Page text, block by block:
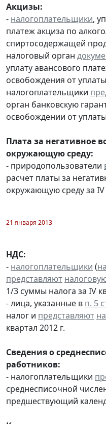
Акцизы:
- налогоплательщики,
платеж акциза по
спиртосодержащей
налоговый орган
уплату авансового
освобождения от
налогоплательщики
орган банковскую
освобождении от
Плата за негативное
окружающую среду:
- природопользователи
расчет платы за
окружающую среду за IV
21 января 2013
НДС:
- налогоплательщики (
представляют
1/3 суммы налога за IV
- лица, указанные в п. 5
налог и представляют
квартал 2012 г.
Сведения о
работников:
- налогоплательщики
среднесписочной
предшествующий